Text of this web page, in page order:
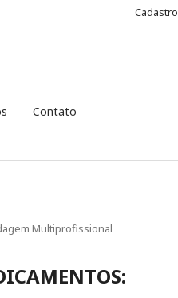
Contato
Cadastro
Multiprofissional